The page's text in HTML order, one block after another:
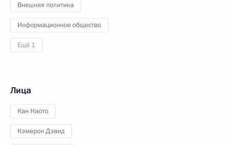
Внешняя политика
Информационное общество
Ещё 1
Лица
Кан Наото
Кэмерон Дэвид